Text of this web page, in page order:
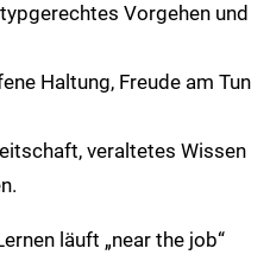
Vorgehen und
Haltung, Freude am Tun
veraltetes Wissen
läuft „near the job“